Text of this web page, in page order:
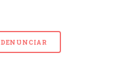
DENUNCIAR